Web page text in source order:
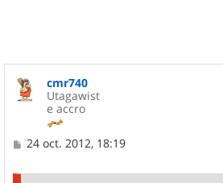
cmr740
Utagawist
e accro
M
24 oct. 2012, 18:19